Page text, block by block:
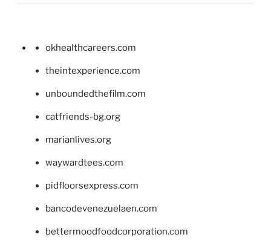
okhealthcareers.com
theintexperience.com
unboundedthefilm.com
catfriends-bg.org
marianlives.org
waywardtees.com
pidfloorsexpress.com
bancodevenezuelaen.com
bettermoodfoodcorporation.com